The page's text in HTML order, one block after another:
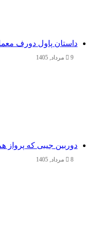
داستان پاول دورف
9 مرداد, 1405
دوربین جیبی که پرواز
8 مرداد, 1405